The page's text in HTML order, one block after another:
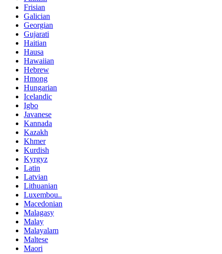
Frisian
Galician
Georgian
Gujarati
Haitian
Hausa
Hawaiian
Hebrew
Hmong
Hungarian
Icelandic
Igbo
Javanese
Kannada
Kazakh
Khmer
Kurdish
Kyrgyz
Latin
Latvian
Lithuanian
Luxembou..
Macedonian
Malagasy
Malay
Malayalam
Maltese
Maori